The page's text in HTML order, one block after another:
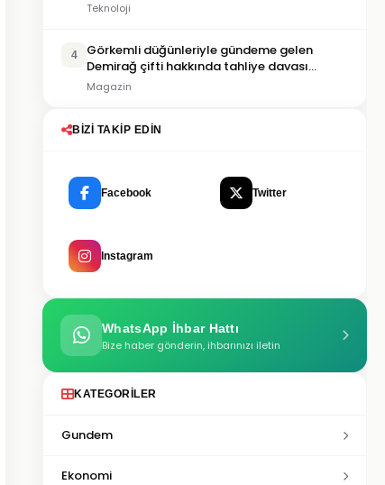
Teknoloji
4
Görkemli düğünleriyle gündeme gelen
Demirağ çifti hakkında tahliye davası
iddiası
Magazin
BIZI TAKIP EDIN
Facebook Twitter
Instagram
WhatsApp İhbar Hattı
Bize haber gönderin, ihbarınızı iletin
KATEGORILER
Gundem
Ekonomi